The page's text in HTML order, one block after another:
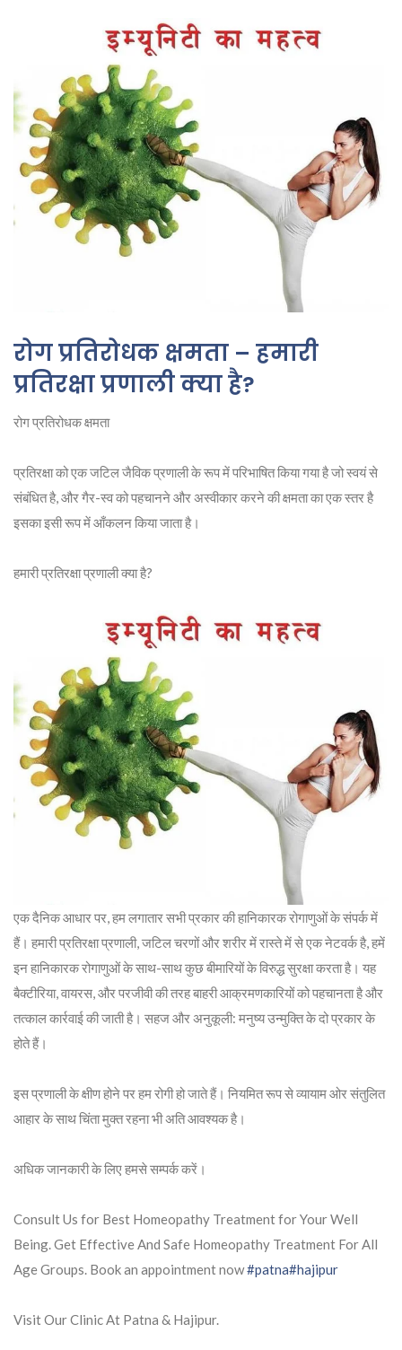
रोग प्रतिरोधक क्षमता – हमारी
प्रतिरक्षा प्रणाली क्या है?
रोग प्रतिरोधक क्षमता
प्रतिरक्षा को एक जटिल जैविक प्रणाली के रूप में परिभाषित किया गया है जो स्वयं से
संबंधित है, और गैर-स्व को पहचानने और अस्वीकार करने की क्षमता का एक स्तर है
इसका इसी रूप में आँकलन किया जाता है।
हमारी प्रतिरक्षा प्रणाली क्या है?
एक दैनिक आधार पर, हम लगातार सभी प्रकार की हानिकारक रोगाणुओं के संपर्क में
हैं। हमारी प्रतिरक्षा प्रणाली, जटिल चरणों और शरीर में रास्ते में से एक नेटवर्क है, हमें
इन हानिकारक रोगाणुओं के साथ-साथ कुछ बीमारियों के विरुद्ध सुरक्षा करता है। यह
बैक्टीरिया, वायरस, और परजीवी की तरह बाहरी आक्रमणकारियों को पहचानता है और
तत्काल कार्रवाई की जाती है। सहज और अनुकूली: मनुष्य उन्मुक्ति के दो प्रकार के
होते हैं।
इस प्रणाली के क्षीण होने पर हम रोगी हो जाते हैं। नियमित रूप से व्यायाम ओर संतुलित
आहार के साथ चिंता मुक्त रहना भी अति आवश्यक है।
अधिक जानकारी के लिए हमसे सम्पर्क करें।
Consult Us for Best Homeopathy Treatment for Your Well
Being. Get Effective And Safe Homeopathy Treatment For All
Age Groups. Book an appointment now#patna#hajipur
Visit Our Clinic At Patna & Hajipur.